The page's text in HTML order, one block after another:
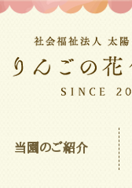
当園のご紹介